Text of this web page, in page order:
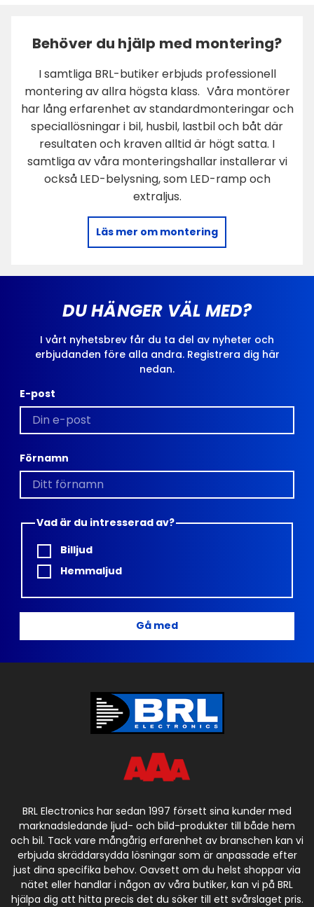
Behöver du hjälp med montering?
I samtliga BRL-butiker erbjuds professionell
montering av allra högsta klass. Våra montörer
har lång erfarenhet av standardmonteringar och
speciallösningar i bil, husbil, lastbil och båt där
resultaten och kraven alltid är högt satta. I
samtliga av våra monteringshallar installerar vi
också LED-belysning, som LED-ramp och
extraljus.
Läs mer om montering
DU HÄNGER VÄL MED?
I vårt nyhetsbrev får du ta del av nyheter och
erbjudanden före alla andra. Registrera dig här
nedan.
E-post
Förnamn
Vad är du intresserad av?
Billjud
Hemmaljud
Gå med
BRL Electronics har sedan 1997 försett sina kunder med
marknadsledande ljud- och bild-produkter till både hem
och bil. Tack vare mångårig erfarenhet av branschen kan vi
erbjuda skräddarsydda lösningar som är anpassade efter
just dina specifika behov. Oavsett om du helst shoppar via
nätet eller handlar i någon av våra butiker, kan vi på BRL
hjälpa dig att hitta precis det du söker till ett svårslaget pris.